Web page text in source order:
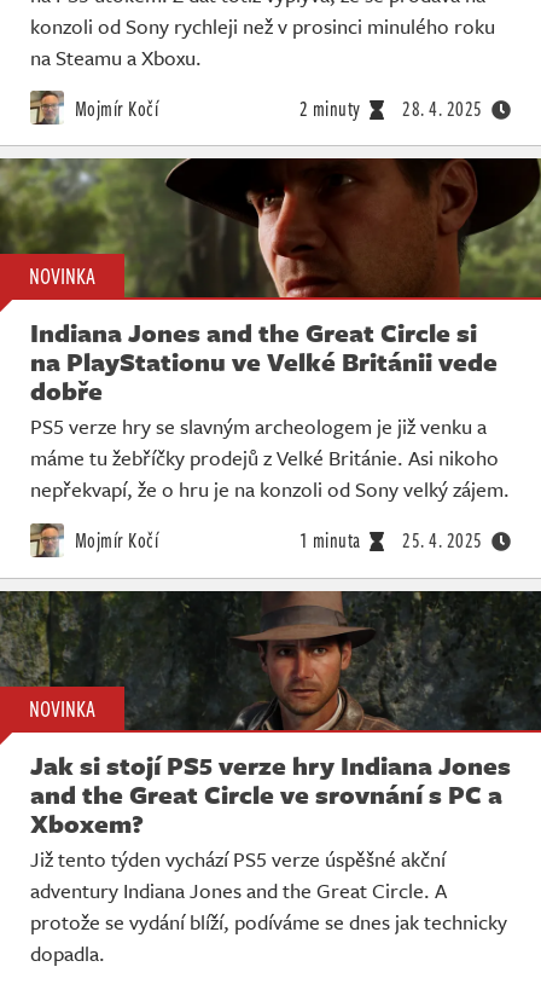
konzoli od Sony rychleji než v prosinci minulého roku
na Steamu a Xboxu.
Mojmír Kočí 2 minuty 28. 4. 2025
NOVINKA
Indiana Jones and the Great Circle si
na PlayStationu ve Velké Británii vede
dobře
PS5 verze hry se slavným archeologem je již venku a
máme tu žebříčky prodejů z Velké Británie. Asi nikoho
nepřekvapí, že o hru je na konzoli od Sony velký zájem.
Mojmír Kočí 1 minuta 25. 4. 2025
NOVINKA
Jak si stojí PS5 verze hry Indiana Jones
and the Great Circle ve srovnání s PC a
Xboxem?
Již tento týden vychází PS5 verze úspěšné akční
adventury Indiana Jones and the Great Circle. A
protože se vydání blíží, podíváme se dnes jak technicky
dopadla.